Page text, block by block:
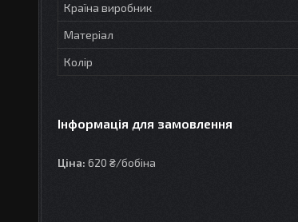
Країна виробник
Матеріал
Колір
Інформація для замовлення
Ціна: 620 ₴/бобіна